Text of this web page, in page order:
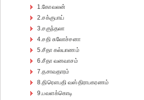
1.கோவலன்
2.சக்குபாய்
3.சகுந்தலா
4.சதி சுலோச்சனா
5.சீதா கல்யாணம்
6.சீதா வனவாசம்
7.தசாவதாரம்
8.திரௌபதி வஸ்திராபகரணம்
9.பவளக்கொடி